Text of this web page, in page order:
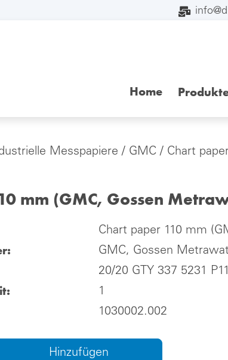
Home
Messpapiere / GMC / Chart
mm (GMC, Gossen
Chart paper 110 mm
GMC, Gossen
20/20 GTY 337 5231
1
1030002.002
Hinzufügen